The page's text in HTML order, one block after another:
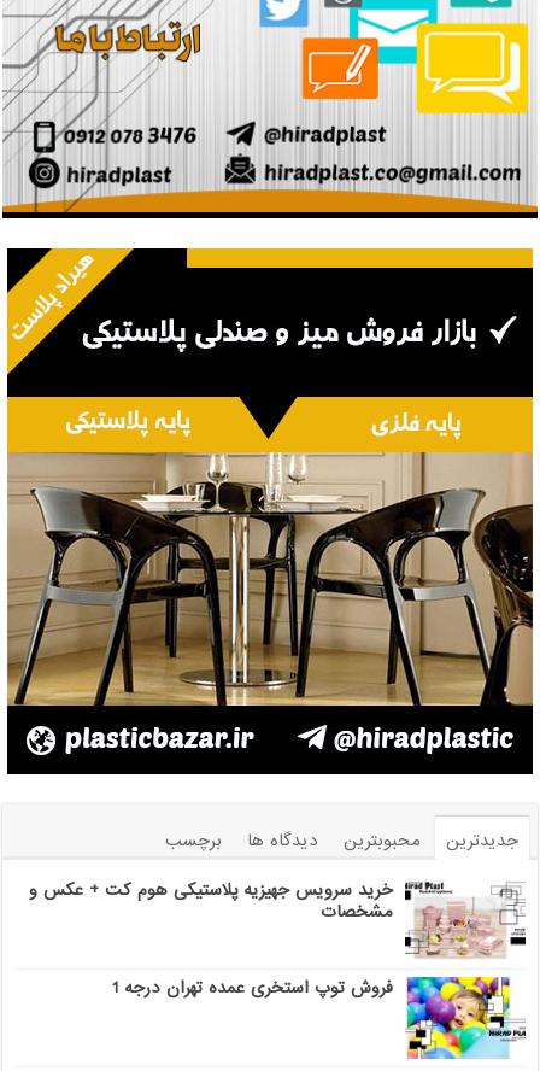
جدیدترین محبوبترین دیدگاه ها
برچسب
خرید سرویس جهیزیه پلاستیکی هوم کت + عکس و
مشخصات
فروش توپ استخری عمده تهران درجه 1